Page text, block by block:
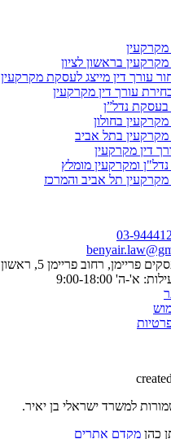
מקרקעין
מקרקעין בראשון לציון
עורך דין מייצג לעסקת מקרקעין
עורך דין מקרקעין
בעסקת נדל”ן
מקרקעין בחולון
מקרקעין בתל אביב
דין מקרקעין
נדל"ן ומקרקעין מומלץ
מקרקעין תל אביב והמרכז
רחוב פריימן 5, ראשון לציון.
א'-ה' 9:00-18:00
למשרד ישראלי בן יאיר.
כהן מקדם אתרים